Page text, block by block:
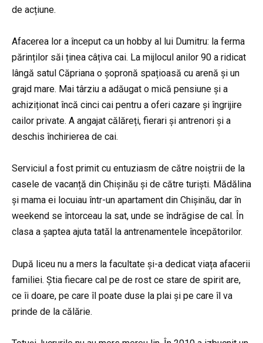
de acțiune.
Afacerea lor a început ca un hobby al lui Dumitru: la ferma
părinților săi ținea câțiva cai. La mijlocul anilor 90 a ridicat
lângă satul Căpriana o șopronă spațioasă cu arenă și un
grajd mare. Mai târziu a adăugat o mică pensiune și a
achiziționat încă cinci cai pentru a oferi cazare și îngrijire
cailor private. A angajat călăreți, fierari și antrenori și a
deschis închirierea de cai.
Serviciul a fost primit cu entuziasm de către noiștrii de la
casele de vacanță din Chișinău și de către turiști. Mădălina
și mama ei locuiau într-un apartament din Chișinău, dar în
weekend se întorceau la sat, unde se îndrăgise de cal. În
clasa a șaptea ajuta tatăl la antrenamentele începătorilor.
După liceu nu a mers la facultate și-a dedicat viața afacerii
familiei. Știa fiecare cal pe de rost ce stare de spirit are,
ce îi doare, pe care îl poate duse la plai și pe care îl va
prinde de la călărie.